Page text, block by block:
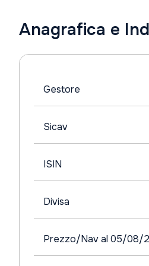
Anagrafica e
Gestore
Sicav
ISIN
Divisa
Prezzo/Nav al 05/08/